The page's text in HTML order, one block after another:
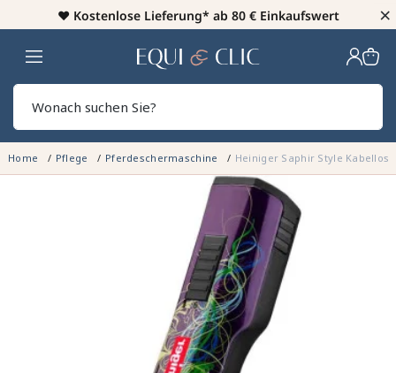
♥️ Kostenlose Lieferung* ab 80 € Einkaufswert ×
Heim
Home Pflege Pferdeschermaschine Heiniger Saphir Style